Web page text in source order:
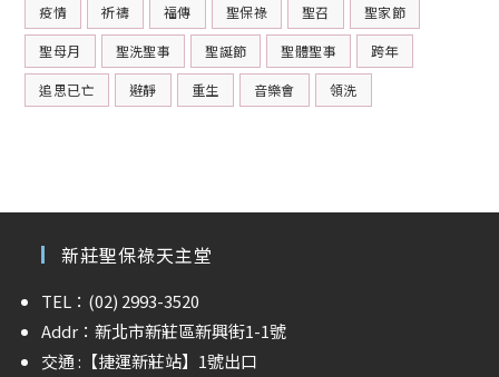
疫情 祈禱 福傳 聖保祿 聖召 聖家節
聖母月 聖洗聖事 聖誕節 聖體聖事 跨年
追思已亡 避靜 重生 音樂會 領洗
新莊聖保祿天主堂
TEL：(02) 2993-3520
Addr：新北市新莊區新興街1-1號
交通 : 【捷運新莊站】 1號出口